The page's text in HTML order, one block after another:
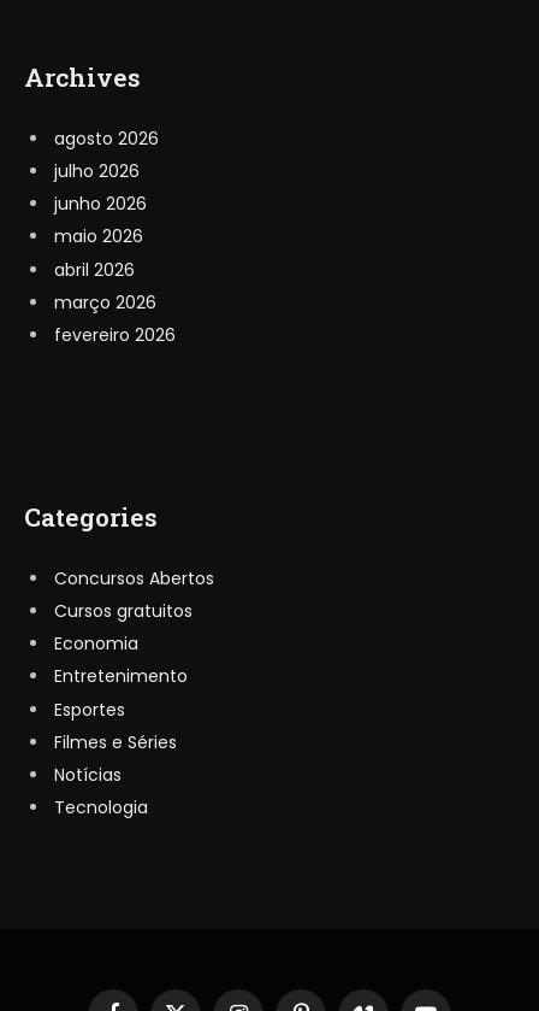
Archives
agosto 2026
julho 2026
junho 2026
maio 2026
abril 2026
março 2026
fevereiro 2026
Categories
Concursos Abertos
Cursos gratuitos
Economia
Entretenimento
Esportes
Filmes e Séries
Notícias
Tecnologia